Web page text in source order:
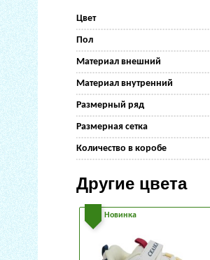
Цвет
Пол
Материал внешний
Материал внутренний
Размерный ряд
Размерная сетка
Количество в коробе
Другие цвета
Новинка